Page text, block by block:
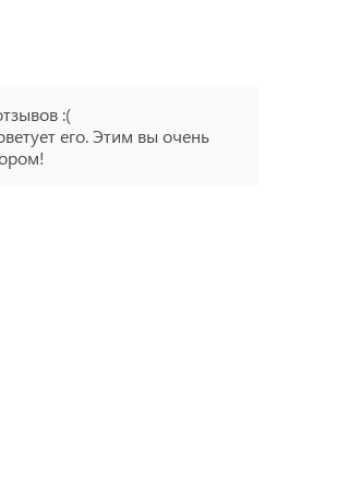
:(
его. Этим вы очень